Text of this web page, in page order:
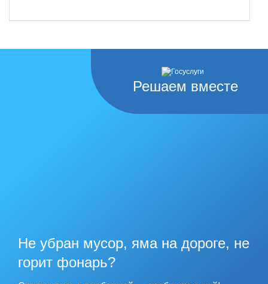
Решаем вместе
Не убран мусор, яма на дороге, не
горит фонарь?